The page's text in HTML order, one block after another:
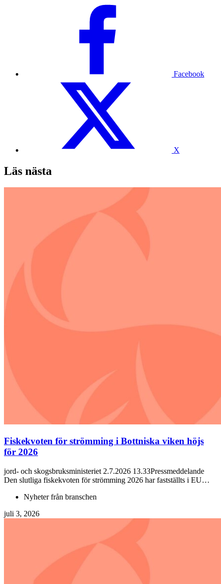
Facebook
X
Läs nästa
Fiskekvoten för strömming i Bottniska viken höjs
för 2026
jord- och skogsbruksministeriet 2.7.2026 13.33Pressmeddelande
Den slutliga fiskekvoten för strömming 2026 har fastställts i EU…
Nyheter från branschen
juli 3, 2026